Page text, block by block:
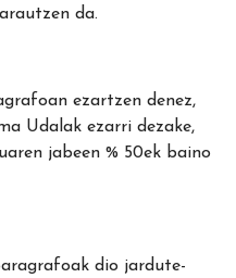
da.
ezartzen denez,
Udalak ezarri dezake,
jabeen % 50ek baino
dio jardute-